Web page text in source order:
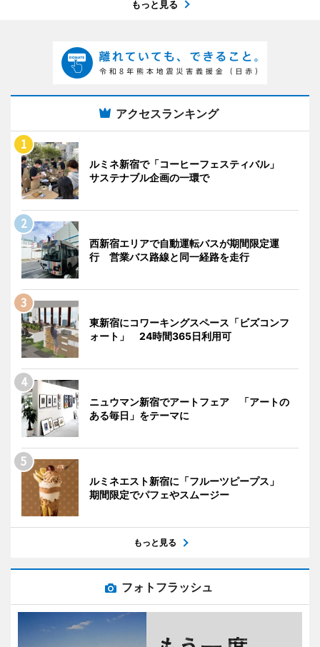
もっと見る
アクセスランキング
ルミネ新宿で「コーヒーフェスティバル」
サステナブル企画の一環で
西新宿エリアで自動運転バスが期間限定運
行 営業バス路線と同一経路を走行
東新宿にコワーキングスペース「ビズコンフ
ォート」 24時間365日利用可
ニュウマン新宿でアートフェア 「アートの
ある毎日」をテーマに
ルミネエスト新宿に「フルーツピープス」
期間限定でパフェやスムージー
もっと見る
フォトフラッシュ